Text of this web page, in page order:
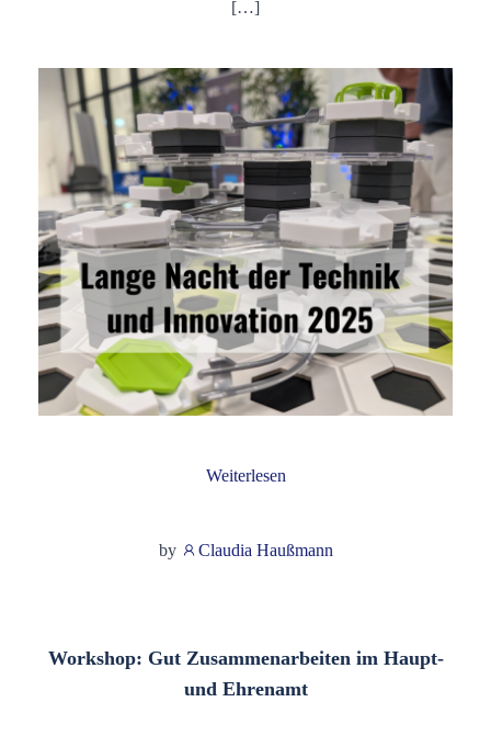
[…]
Weiterlesen
by Claudia Haußmann
Workshop: Gut Zusammenarbeiten im Haupt-
und Ehrenamt